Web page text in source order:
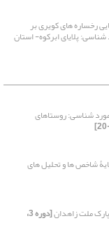
رخساره های کویری بر
پلایای ابرکوه- استان
شناسی: روستاهای
شاخص ها و تحلیل های
ملت زاهدان [دوره 3،